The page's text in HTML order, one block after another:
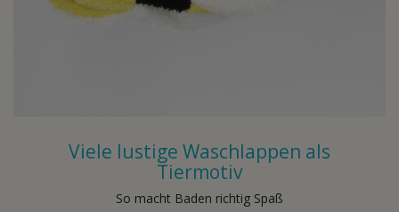
Viele lustige Waschlappen als
Tiermotiv
So macht Baden richtig Spaß